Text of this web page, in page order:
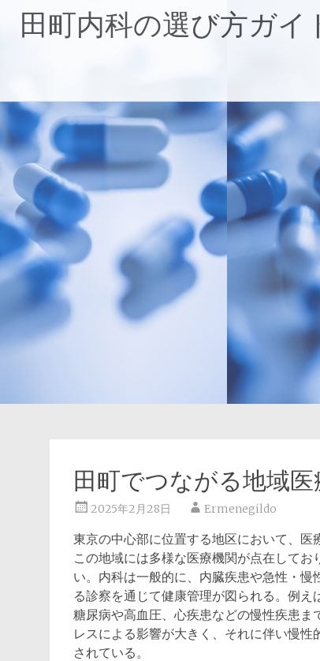
へ
キ
ッ
田町内科の選び方ガ
田町でつながる地域
2025年2月28日 Ermenegildo
東京の中心部に位置する地区において、医
この地域には多様な医療機関が点在して
い。内科は一般的に、内臓疾患や急性・
る診察を通じて健康管理が図られる。例え
糖尿病や高血圧、心疾患などの慢性疾患ま
レスによる影響が大きく、それに伴い慢
されている。